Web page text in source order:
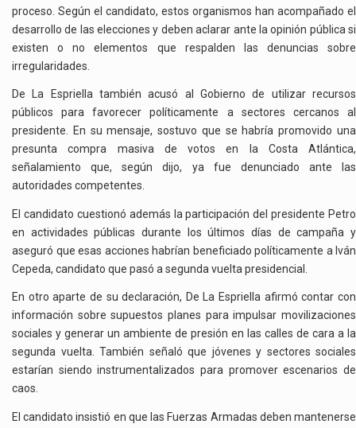
proceso. Según el candidato, estos organismos han acompañado el
desarrollo de las elecciones y deben aclarar ante la opinión pública si
existen o no elementos que respalden las denuncias sobre
irregularidades.
De La Espriella también acusó al Gobierno de utilizar recursos
públicos para favorecer políticamente a sectores cercanos al
presidente. En su mensaje, sostuvo que se habría promovido una
presunta compra masiva de votos en la Costa Atlántica,
señalamiento que, según dijo, ya fue denunciado ante las
autoridades competentes.
El candidato cuestionó además la participación del presidente Petro
en actividades públicas durante los últimos días de campaña y
aseguró que esas acciones habrían beneficiado políticamente a Iván
Cepeda, candidato que pasó a segunda vuelta presidencial.
En otro aparte de su declaración, De La Espriella afirmó contar con
información sobre supuestos planes para impulsar movilizaciones
sociales y generar un ambiente de presión en las calles de cara a la
segunda vuelta. También señaló que jóvenes y sectores sociales
estarían siendo instrumentalizados para promover escenarios de
caos.
El candidato insistió en que las Fuerzas Armadas deben mantenerse